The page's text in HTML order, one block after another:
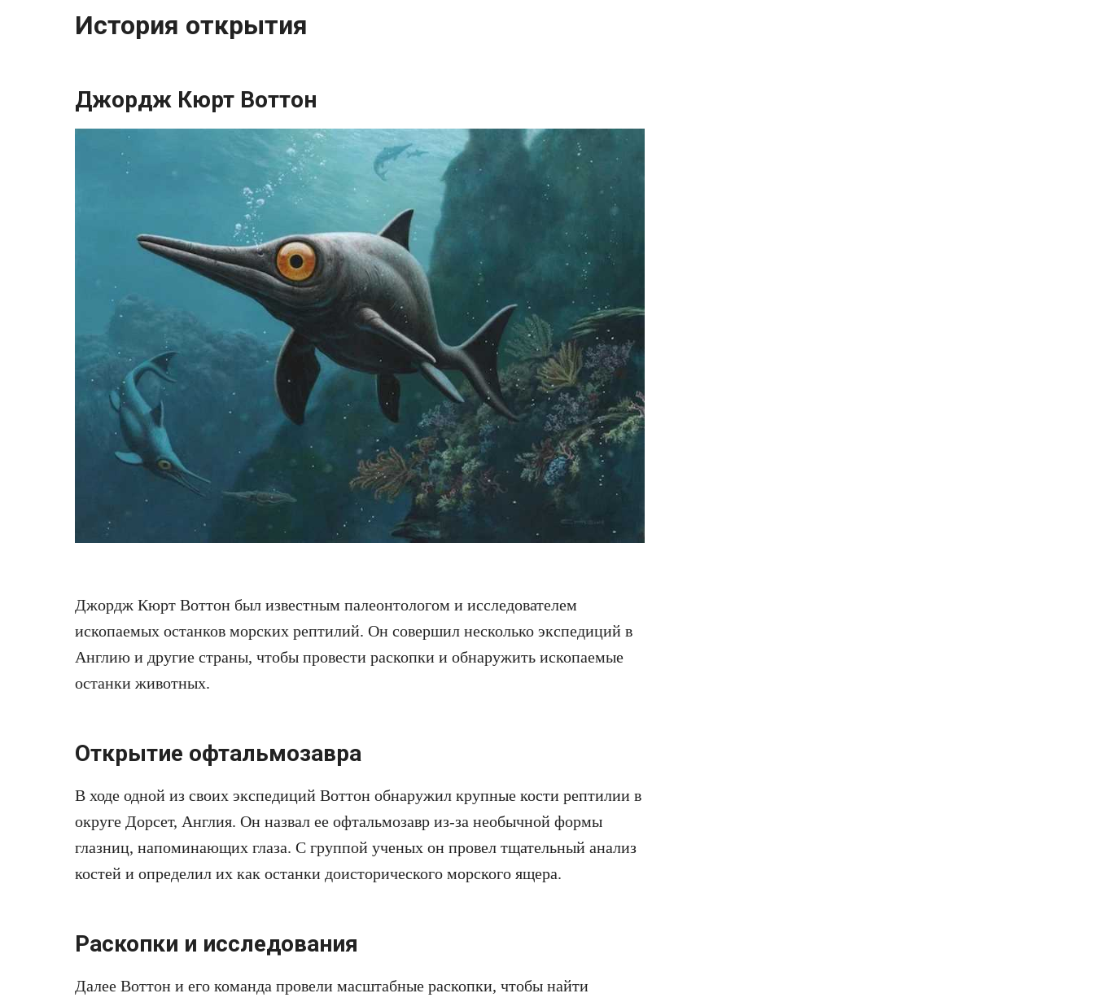
История открытия
Джордж Кюрт Воттон
Джордж Кюрт Воттон был известным палеонтологом и исследователем
ископаемых останков морских рептилий. Он совершил несколько экспедиций в
Англию и другие страны, чтобы провести раскопки и обнаружить ископаемые
останки животных.
Открытие офтальмозавра
В ходе одной из своих экспедиций Воттон обнаружил крупные кости рептилии в
округе Дорсет, Англия. Он назвал ее офтальмозавр из-за необычной формы
глазниц, напоминающих глаза. С группой ученых он провел тщательный анализ
костей и определил их как останки доисторического морского ящера.
Раскопки и исследования
Далее Воттон и его команда провели масштабные раскопки, чтобы найти